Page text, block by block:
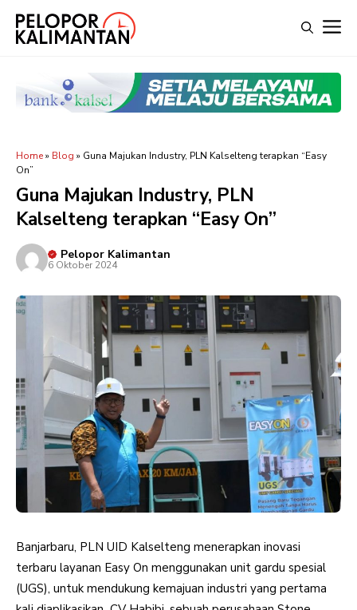
Home» Blog » Guna Majukan Industry, PLN Kalselteng terapkan “Easy
On”
Guna Majukan Industry, PLN
Kalselteng terapkan “Easy On”
Pelopor Kalimantan
6 Oktober 2024
Banjarbaru, PLN UID Kalselteng menerapkan inovasi
terbaru layanan Easy On menggunakan unit gardu spesial
(UGS), untuk mendukung kemajuan industri yang pertama